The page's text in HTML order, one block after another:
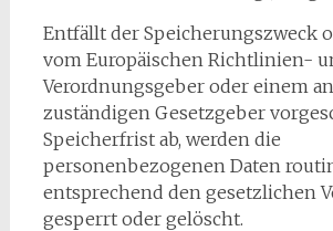
Entfällt der Speicherungszweck
vom Europäischen Richtlinien-
Verordnungsgeber oder einem
zuständigen Gesetzgeber
Speicherfrist ab, werden die
personenbezogenen Daten
entsprechend den gesetzlichen
gesperrt oder gelöscht.